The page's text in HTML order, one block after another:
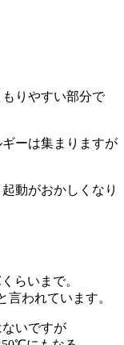
りやすい部分で
ーは集まりますが
動がおかしくなり
らいまで。
われています。
いですが